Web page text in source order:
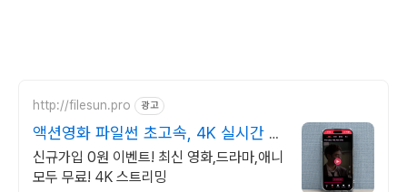
http://filesun.pro 광고
액션영화 파일썬 초고속, 4K 실시간 보
기!
신규가입 0원 이벤트! 최신 영화,드라마,애니
모두 무료! 4K 스트리밍